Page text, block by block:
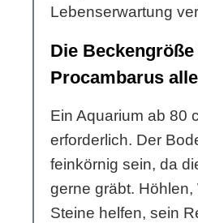
Lebenserwartung
Die
Procambarus
Ein Aquarium ab 80
erforderlich. Der
feinkörnig sein, da
gerne gräbt. Höhlen,
Steine helfen, sein